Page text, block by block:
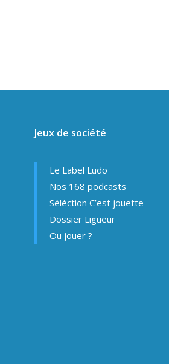
Jeux de société
Le Label Ludo
Nos 168 podcasts
Séléction C’est jouette
Dossier Ligueur
Ou jouer ?